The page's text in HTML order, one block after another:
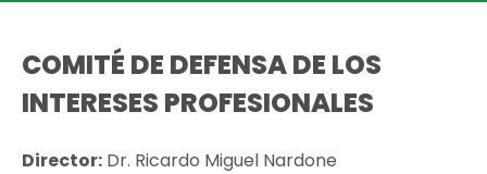
COMITÉ DE DEFENSA DE LOS
INTERESES PROFESIONALES
Director: Dr. Ricardo Miguel Nardone